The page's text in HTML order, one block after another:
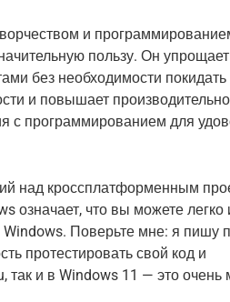
и
пользу. Он
без необходимости покидать
и повышает
с программированием для
над кроссплатформенным
означает, что вы можете легко
Windows. Поверьте мне: я пишу
протестировать свой код и
так и в Windows 11 — это